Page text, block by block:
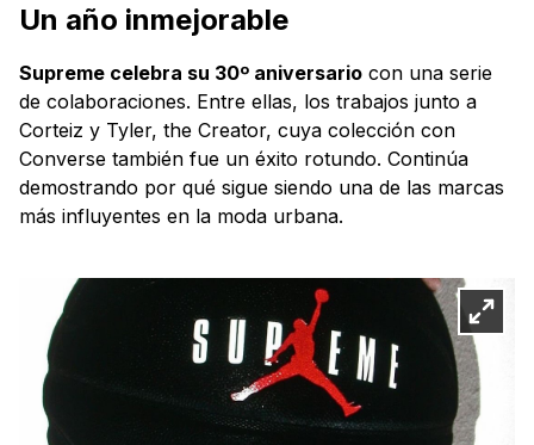
Un año inmejorable
Supreme celebra su 30º aniversario con una serie
de colaboraciones. Entre ellas, los trabajos junto a
Corteiz y Tyler, the Creator, cuya colección con
Converse también fue un éxito rotundo. Continúa
demostrando por qué sigue siendo una de las marcas
más influyentes en la moda urbana.